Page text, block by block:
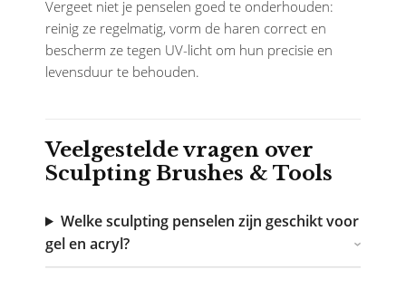
Vergeet niet je penselen goed te onderhouden:
reinig ze regelmatig, vorm de haren correct en
bescherm ze tegen UV-licht om hun precisie en
levensduur te behouden.
Veelgestelde vragen over
Sculpting Brushes & Tools
Welke sculpting penselen zijn geschikt voor
gel en acryl?